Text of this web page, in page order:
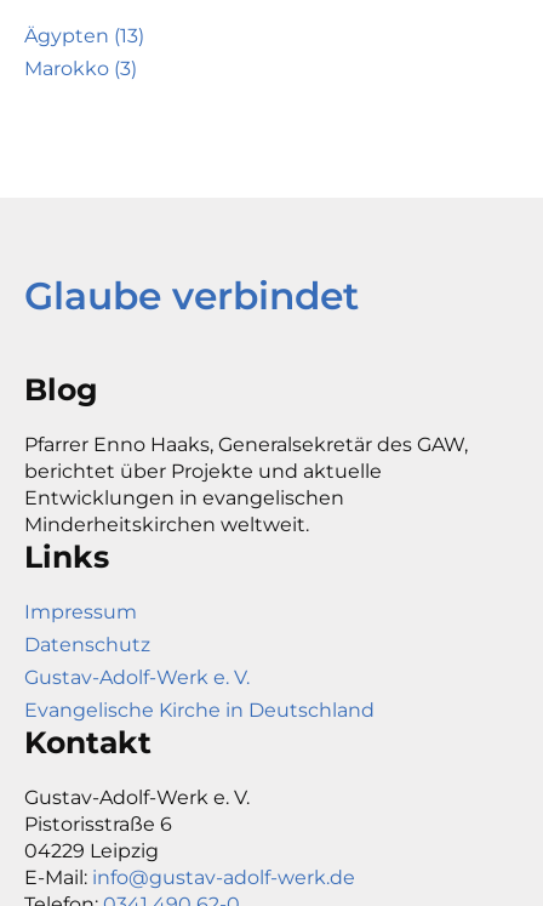
Ägypten (13)
Marokko (3)
Glaube verbindet
Blog
Pfarrer Enno Haaks, Generalsekretär des GAW,
berichtet über Projekte und aktuelle
Entwicklungen in evangelischen
Minderheitskirchen weltweit.
Links
Impressum
Datenschutz
Gustav-Adolf-Werk e. V.
Evangelische Kirche in Deutschland
Kontakt
Gustav-Adolf-Werk e. V.
Pistorisstraße 6
04229 Leipzig
E-Mail: info@gustav-adolf-werk.de